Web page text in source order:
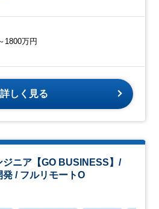
1800万円
詳しく見る
ニア【GO BUSINESS】/
/ フルリモートO